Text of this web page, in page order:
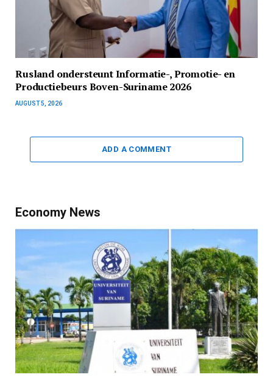
Rusland ondersteunt Informatie-, Promotie- en
Productiebeurs Boven-Suriname 2026
AUGUST 5, 2026
ADD A COMMENT
Economy News